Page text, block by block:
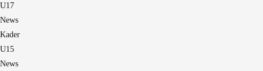
U17
News
Kader
U15
News